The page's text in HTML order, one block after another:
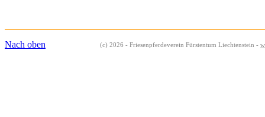
Nach oben (c) 2026 - Friesenpferdeverein Fürstentum Liechtenstein -